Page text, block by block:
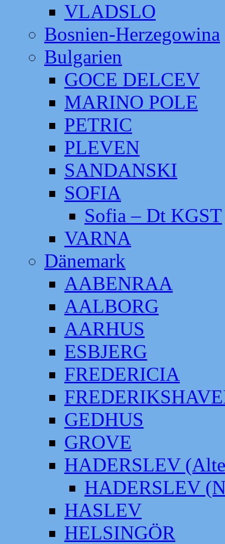
VLADSLO
Bosnien-Herzegowina
Bulgarien
GOCE DELCEV
MARINO POLE
PETRIC
PLEVEN
SANDANSKI
SOFIA
Sofia – Dt KGST
VARNA
Dänemark
AABENRAA
AALBORG
AARHUS
ESBJERG
FREDERICIA
GEDHUS
GROVE
HADERSLEV
HADERSLEV
HASLEV
HELSINGÖR